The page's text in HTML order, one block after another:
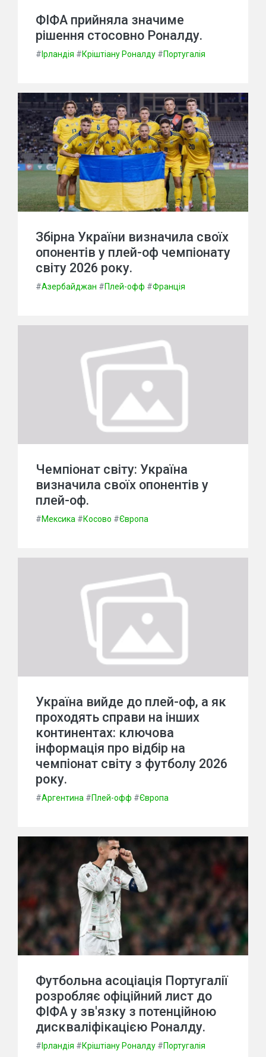
ФІФА прийняла значиме
рішення стосовно Роналду.
# Ірландія #Кріштіану Роналду #Португалія
Збірна України визначила своїх
опонентів у плей-оф чемпіонату
світу 2026 року.
#Азербайджан #Плей-офф #Франція
Чемпіонат світу: Україна
визначила своїх опонентів у
плей-оф.
#Мексика #Косово #Європа
Україна вийде до плей-оф, а як
проходять справи на інших
континентах: ключова
інформація про відбір на
чемпіонат світу з футболу 2026
року.
#Аргентина #Плей-офф #Європа
Футбольна асоціація Португалії
розробляє офіційний лист до
ФІФА у зв'язку з потенційною
дискваліфікацією Роналду.
# Ірландія #Кріштіану Роналду #Португалія